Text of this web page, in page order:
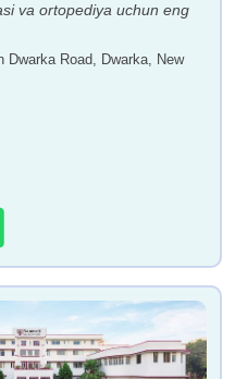
va ortopediya uchun eng
Dwarka Road, Dwarka, New